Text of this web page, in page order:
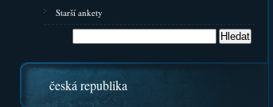
Starší ankety
česká republika